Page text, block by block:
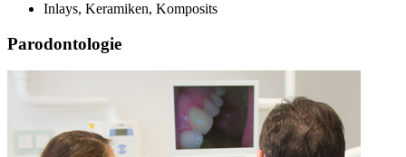
Inlays, Keramiken, Komposits
Parodontologie